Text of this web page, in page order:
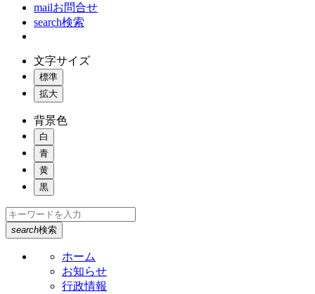
mailお問合せ
search検索
文字サイズ
標準
拡大
背景色
白
青
黄
黒
search検索
ホーム
お知らせ
行政情報